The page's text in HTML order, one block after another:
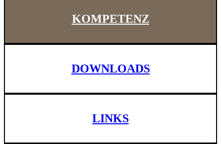
KOMPETENZ
DOWNLOADS
LINKS